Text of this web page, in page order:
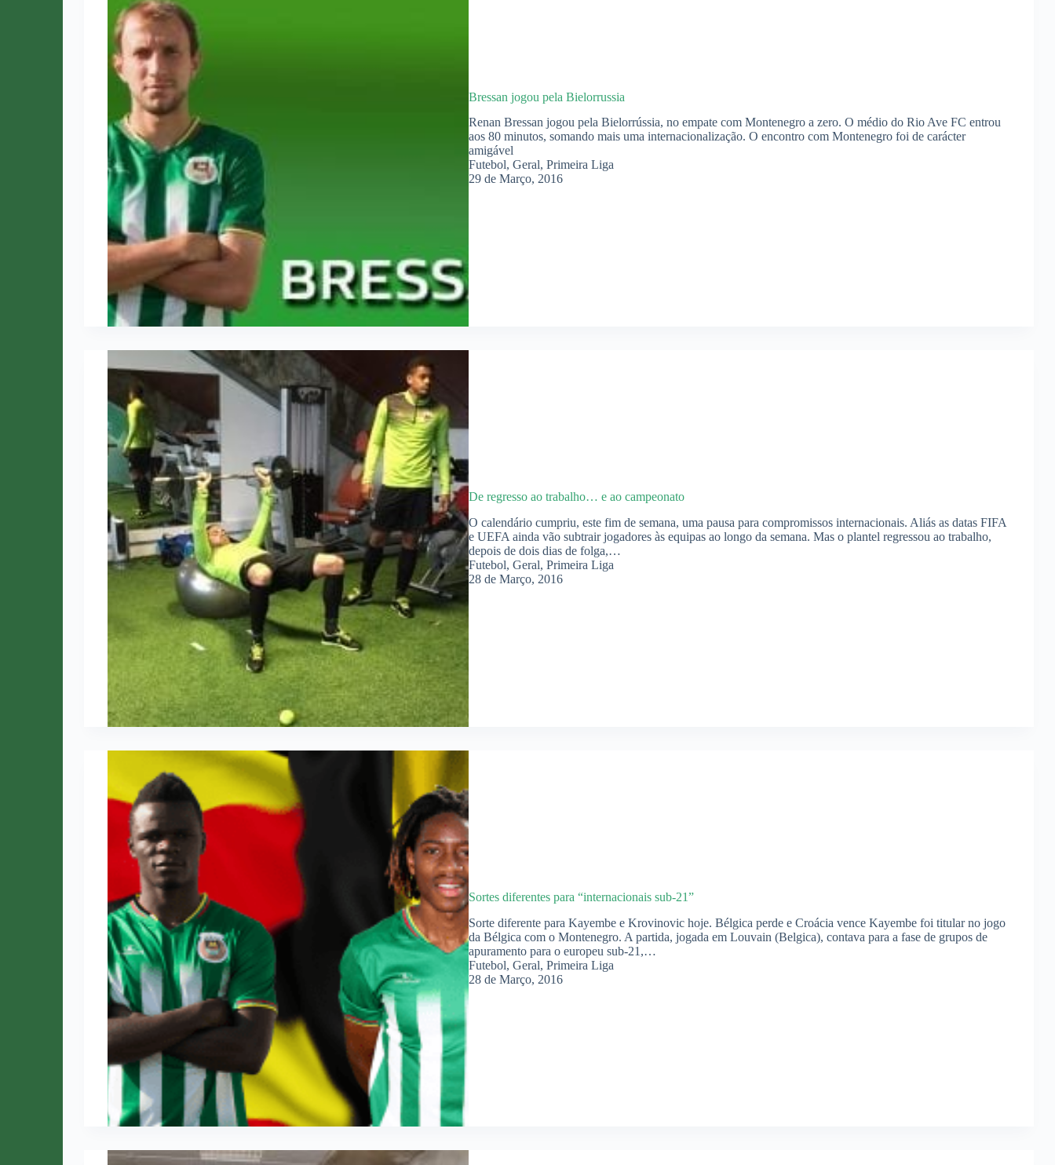
Bressan jogou pela Bielorrussia
Renan Bressan jogou pela Bielorrússia, no empate com Montenegro a zero. O médio do Rio Ave FC entrou
aos 80 minutos, somando mais uma internacionalização. O encontro com Montenegro foi de carácter
amigável
Futebol,Geral,Primeira Liga
29 de Março, 2016
De regresso ao trabalho… e ao campeonato
O calendário cumpriu, este fim de semana, uma pausa para compromissos internacionais. Aliás as datas FIFA
e UEFA ainda vão subtrair jogadores às equipas ao longo da semana. Mas o plantel regressou ao trabalho,
depois de dois dias de folga,…
Futebol,Geral,Primeira Liga
28 de Março, 2016
Sortes diferentes para “internacionais sub-21”
Sorte diferente para Kayembe e Krovinovic hoje. Bélgica perde e Croácia vence Kayembe foi titular no jogo
da Bélgica com o Montenegro. A partida, jogada em Louvain (Belgica), contava para a fase de grupos de
apuramento para o europeu sub-21,…
Futebol,Geral,Primeira Liga
28 de Março, 2016